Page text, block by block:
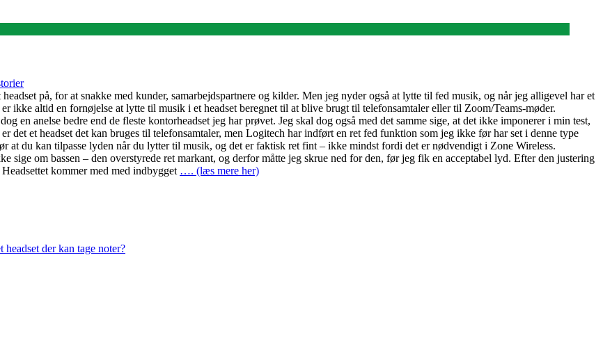
på, for at snakke med kunder, samarbejdspartnere og kilder. Men jeg nyder også at lytte til fed musik, og når jeg alligevel har et
ikke altid en fornøjelse at lytte til musik i et headset beregnet til at blive brugt til telefonsamtaler eller til Zoom/Teams-møder.
en anelse bedre end de fleste kontorheadset jeg har prøvet. Jeg skal dog også med det samme sige, at det ikke imponerer i min test,
det et headset det kan bruges til telefonsamtaler, men Logitech har indført en ret fed funktion som jeg ikke før har set i denne type
at du kan tilpasse lyden når du lytter til musik, og det er faktisk ret fint – ikke mindst fordi det er nødvendigt i Zone Wireless.
sige om bassen – den overstyrede ret markant, og derfor måtte jeg skrue ned for den, før jeg fik en acceptabel lyd. Efter den justering
kommer med med indbygget …. (læs mere her)
der kan tage noter?